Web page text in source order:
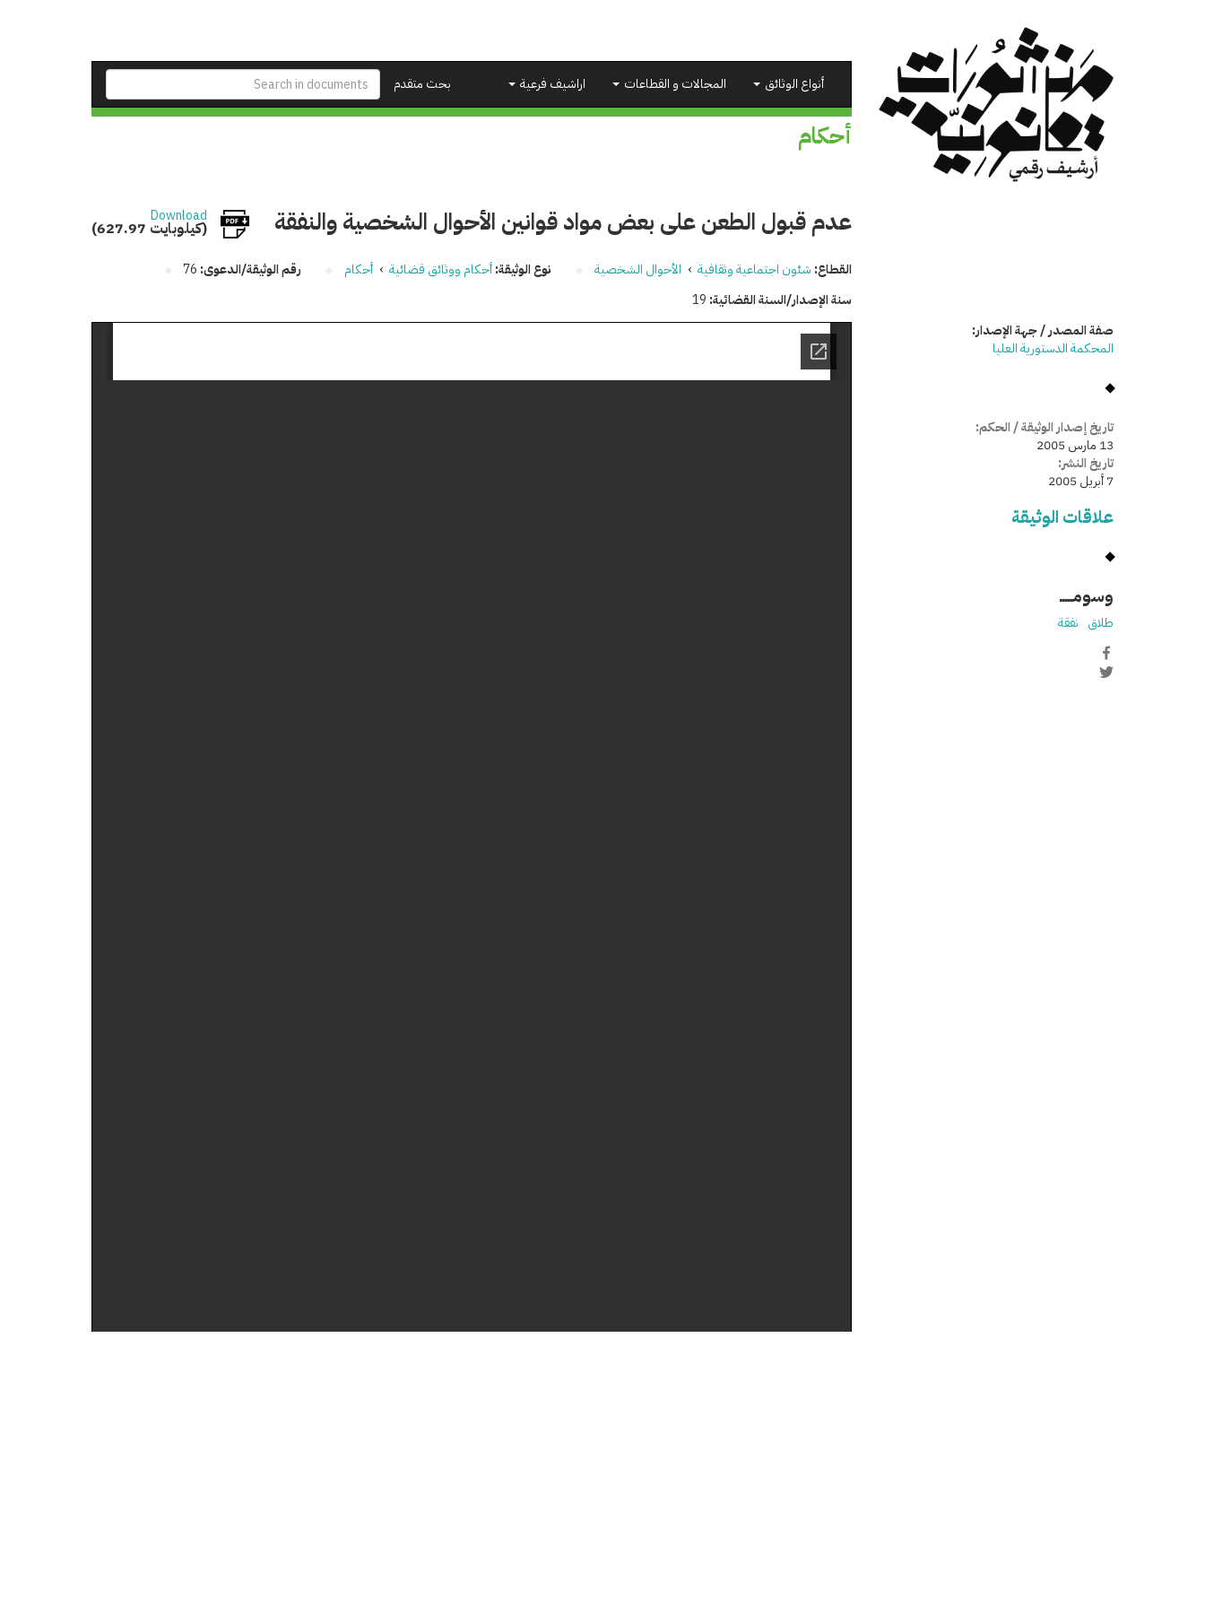
بحث متقدم
أنواع الوثائق المجالات و القطاعات اراشيف فرعية
أحكام
عدم قبول الطعن على بعض مواد قوانين الأحوال الشخصية والنفقة Download
(627.97 كيلوبايت)
القطاع: شئون اجتماعية وثقافية › الأحوال الشخصية نوع الوثيقة:أحكام ووثائق قضائية › أحكام رقم الوثيقة/الدعوى: 76
سنة الإصدار/السنة القضائية: 19
صفة المصدر / جهة الإصدار:
المحكمة الدستورية العليا
تاريخ إصدار الوثيقة / الحكم:
13 مارس 2005
تاريخ النشر:
7 أبريل 2005
علاقات الوثيقة
وسومـــــ
طلاق نفقة